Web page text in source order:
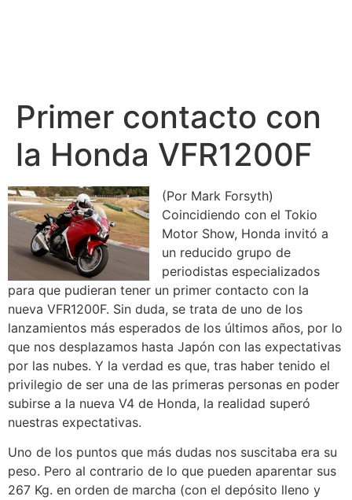
Primer contacto con
la Honda VFR1200F
(Por Mark Forsyth)
Coincidiendo con el Tokio
Motor Show, Honda invitó a
un reducido grupo de
periodistas especializados
para que pudieran tener un primer contacto con la
nueva VFR1200F. Sin duda, se trata de uno de los
lanzamientos más esperados de los últimos años, por lo
que nos desplazamos hasta Japón con las expectativas
por las nubes. Y la verdad es que, tras haber tenido el
privilegio de ser una de las primeras personas en poder
subirse a la nueva V4 de Honda, la realidad superó
nuestras expectativas.
Uno de los puntos que más dudas nos suscitaba era su
peso. Pero al contrario de lo que pueden aparentar sus
267 Kg. en orden de marcha (con el depósito lleno y